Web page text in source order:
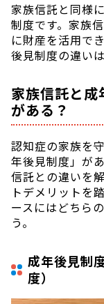
家族信託と同様
制度です。家族
に財産を活用で
後見制度の違い
家族信託と成
がある？
認知症の家族を
年後見制度」が
信託との違いを
トデメリットを
ースにはどちら
う。
成年後見制
度）